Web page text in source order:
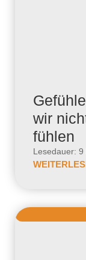
wir
fühlen
Lesedauer: 9